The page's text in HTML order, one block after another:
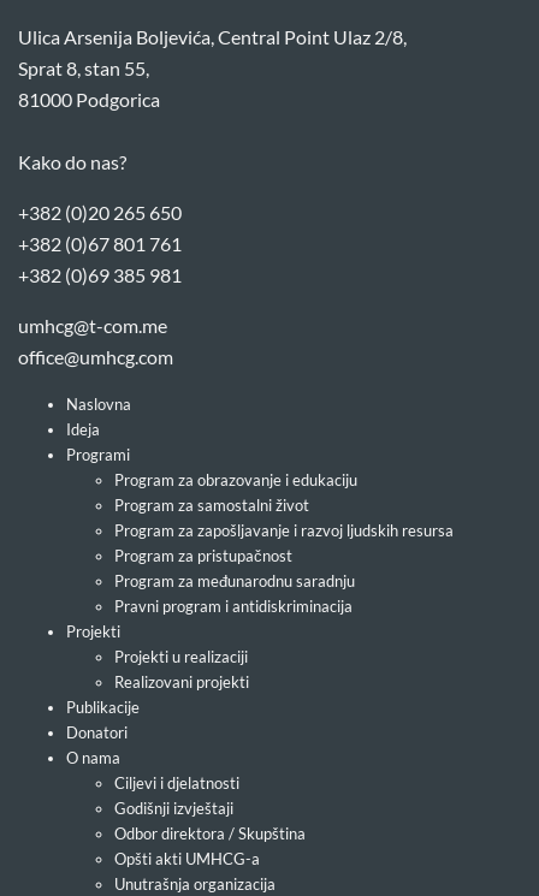
Ulica Arsenija Boljevića, Central Point Ulaz 2/8,
Sprat 8, stan 55,
81000 Podgorica
Kako do nas?
+382 (0)20 265 650
+382 (0)67 801 761
+382 (0)69 385 981
umhcg@t-com.me
office@umhcg.com
Naslovna
Ideja
Programi
Program za obrazovanje i edukaciju
Program za samostalni život
Program za zapošljavanje i razvoj ljudskih resursa
Program za pristupačnost
Program za međunarodnu saradnju
Pravni program i antidiskriminacija
Projekti
Projekti u realizaciji
Realizovani projekti
Publikacije
Donatori
O nama
Ciljevi i djelatnosti
Godišnji izvještaji
Odbor direktora / Skupština
Opšti akti UMHCG-a
Unutrašnja organizacija